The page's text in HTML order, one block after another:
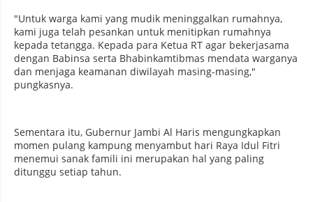
"Untuk warga kami yang mudik meninggalkan rumahnya,
kami juga telah pesankan untuk menitipkan rumahnya
kepada tetangga. Kepada para Ketua RT agar bekerjasama
dengan Babinsa serta Bhabinkamtibmas mendata warganya
dan menjaga keamanan diwilayah masing-masing,"
pungkasnya.
Sementara itu, Gubernur Jambi Al Haris mengungkapkan
momen pulang kampung menyambut hari Raya Idul Fitri
menemui sanak famili ini merupakan hal yang paling
ditunggu setiap tahun.